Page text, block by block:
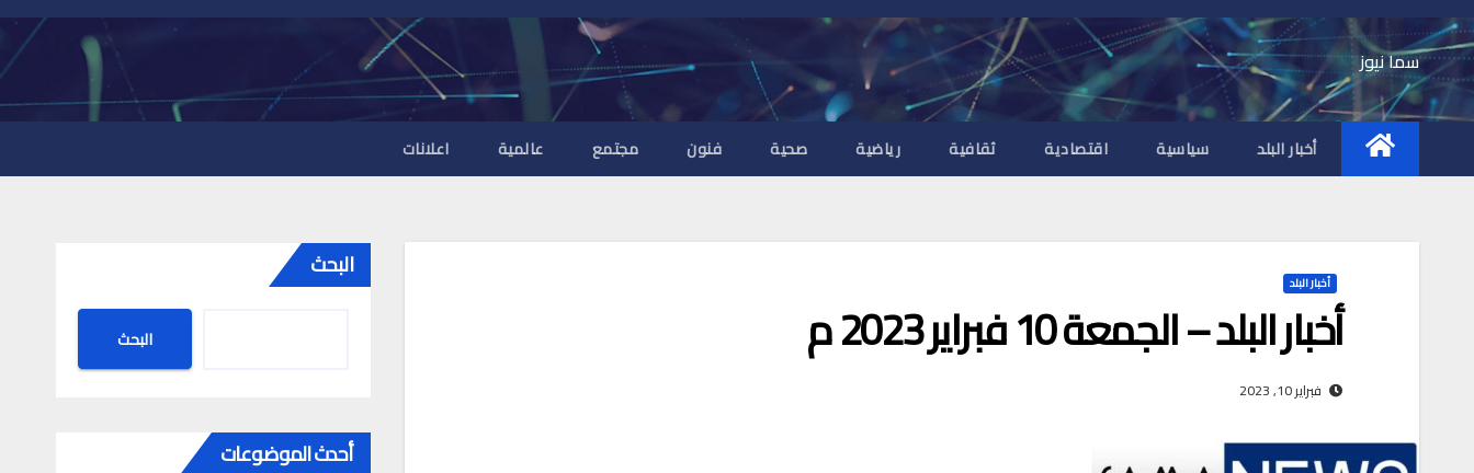
Skip
to
content
سما نيوز
أخبار البلد سياسية اقتصادية ثقافية رياضية صحية فنون مجتمع عالمية اعلانات
أخبار البلد
أخبار البلد – الجمعة 10 فبراير 2023 م
فبراير 10, 2023
البحث
البحث
أحدث الموضوعات